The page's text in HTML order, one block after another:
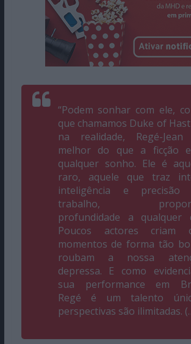
“Podem sonhar com ele,
que chamamos Duke of
na realidade, Regé-
melhor do que a ficção
qualquer sonho. Ele é
raro, aquele que traz
inteligência e
trabalho,
profundidade a qualquer
Poucos actores criam
momentos de forma tão
roubam a nossa
depressa. E como
sua performance em
Regé é um talento
perspectivas são ilimitadas.